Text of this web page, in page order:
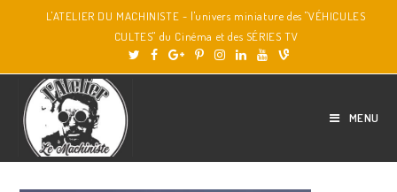
L'ATELIER DU MACHINISTE - l'univers miniature des "VÉHICULES
CULTES" du Cinéma et des SÉRIES TV
MENU